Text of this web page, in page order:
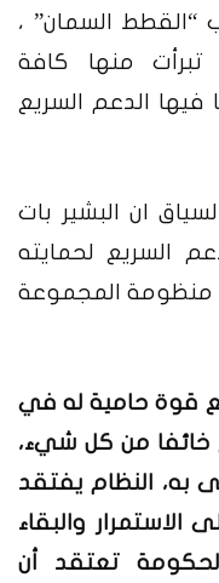
“القطط السمان” ،
تبرأت منها كافة
فيها الدعم السريع
ان البشير بات
السريع لحمايته
المجموعة
قوة حامية له في
خائفا من كل شيء،
به، النظام يفتقد
الاستمرار والبقاء
تعتقد أن